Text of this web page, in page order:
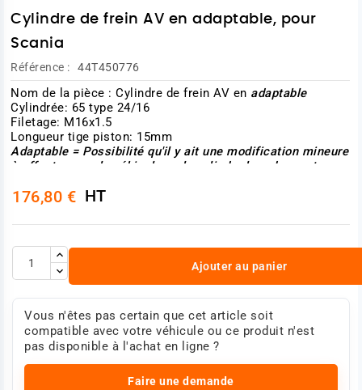
Cylindre de frein AV en adaptable, pour
Scania
Référence : 44T450776
Nom de la pièce : Cylindre de frein AV en adaptable
Cylindrée: 65 type 24/16
Filetage: M16x1.5
Longueur tige piston: 15mm
Adaptable = Possibilité qu'il y ait une modification mineure
à effectuer sur le véhicule ou le cylindre lors du montage.
desserrage/resserrage du corps, réduction des connexions
d'air, etc...
Modèle de camion : Scania Série 4
2192928 - 2192929 - 2147780 - 2147781
Photo non contractuelle
176,80 € HT
Ajouter au panier
Vous n'êtes pas certain que cet article soit
compatible avec votre véhicule ou ce produit n'est
pas disponible à l'achat en ligne ?
Faire une demande